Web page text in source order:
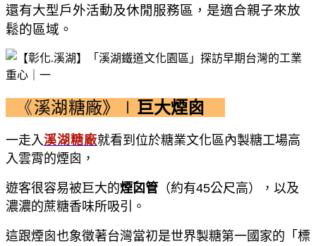
還有大型戶外活動及休閒服務區，是適合親子來放
鬆的區域。
《溪湖糖廠》∣ 巨大煙囪
一走入溪湖糖廠就看到位於糖業文化區內製糖工場高
入雲霄的煙囪，
遊客很容易被巨大的煙囟管 （約有45公尺高），以及
濃濃的蔗糖香味所吸引。
這跟煙囪也象徵著台灣當初是世界製糖第一國家的「標